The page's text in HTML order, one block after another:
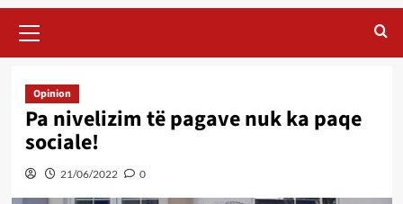
Menu
Opinion
Pa nivelizim të pagave nuk ka paqe
sociale!
21/06/2022 0